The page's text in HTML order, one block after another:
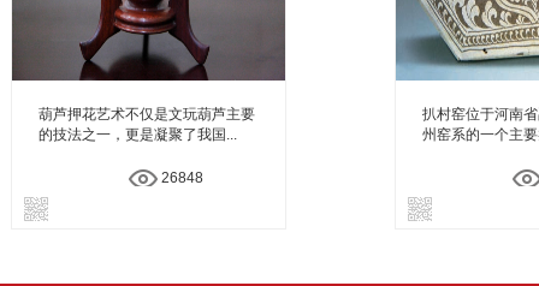
葫芦押花艺术不仅是文玩葫芦主要
的技法之一，更是凝聚了我国...
26848
扒村窑位于河南
州窑系的一个主